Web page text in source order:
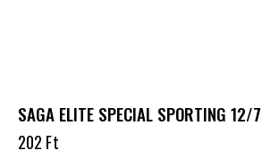
SAGA ELITE SPECIAL SPORTING 12/
202 Ft